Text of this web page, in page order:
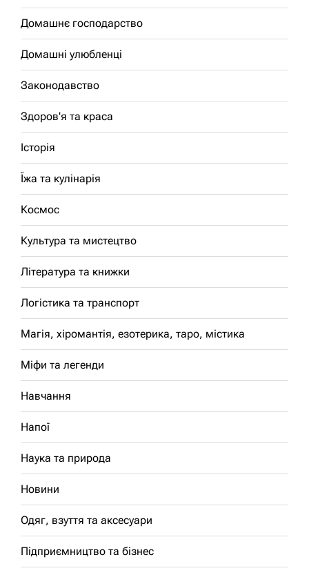
Домашнє господарство
Домашні улюбленці
Законодавство
Здоров'я та краса
Історія
Їжа та кулінарія
Космос
Культура та мистецтво
Література та книжки
Логістика та транспорт
Магія, хіромантія, езотерика, таро, містика
Міфи та легенди
Навчання
Напої
Наука та природа
Новини
Одяг, взуття та аксесуари
Підприємництво та бізнес